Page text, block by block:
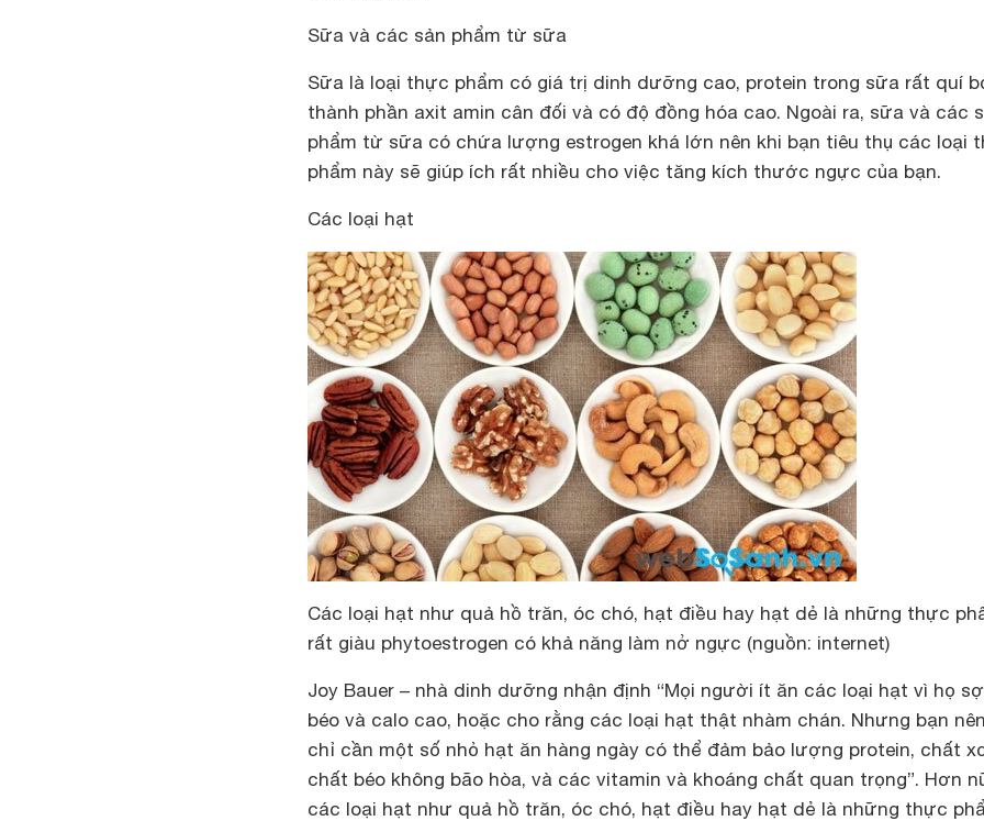
Sữa và các sản phẩm từ sữa
Sữa là loại thực phẩm có giá trị dinh dưỡng cao, protein trong sữa rất quí
thành phần axit amin cân đối và có độ đồng hóa cao. Ngoài ra, sữa và các
phẩm từ sữa có chứa lượng estrogen khá lớn nên khi bạn tiêu thụ các loại
phẩm này sẽ giúp ích rất nhiều cho việc tăng kích thước ngực của bạn.
Các loại hạt
Các loại hạt như quả hồ trăn, óc chó, hạt điều hay hạt dẻ là những thực
rất giàu phytoestrogen có khả năng làm nở ngực (nguồn: internet)
Joy Bauer – nhà dinh dưỡng nhận định “Mọi người ít ăn các loại hạt vì họ
béo và calo cao, hoặc cho rằng các loại hạt thật nhàm chán. Nhưng bạn
chỉ cần một số nhỏ hạt ăn hàng ngày có thể đảm bảo lượng protein, chất
chất béo không bão hòa, và các vitamin và khoáng chất quan trọng”. Hơn
các loại hạt như quả hồ trăn, óc chó, hạt điều hay hạt dẻ là những thực